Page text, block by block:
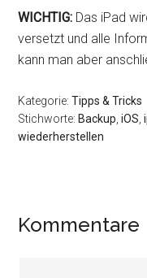
WICHTIG: Das iPad
versetzt und alle
kann man aber
Kategorie:Tipps & Tricks
Stichworte: Backup ,iOS ,
wiederherstellen
Leser-
Kommentare